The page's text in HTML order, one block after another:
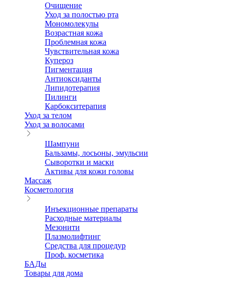
Очищение
Уход за полостью рта
Мономолекулы
Возрастная кожа
Проблемная кожа
Чувствительная кожа
Купероз
Пигментация
Антиоксиданты
Липидотерапия
Пилинги
Карбокситерапия
Уход за телом
Уход за волосами
Шампуни
Бальзамы, лосьоны, эмульсии
Сыворотки и маски
Активы для кожи головы
Массаж
Косметология
Инъекционные препараты
Расходные материалы
Мезонити
Плазмолифтинг
Средства для процедур
Проф. косметика
БАДы
Товары для дома